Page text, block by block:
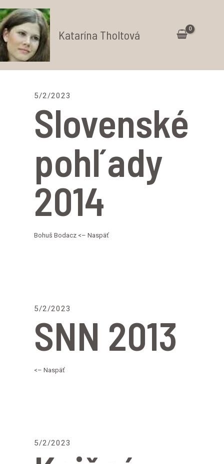
Preskočiť
na
obsah
Katarína Tholtová
5/2/2023
Slovenské
pohľady
2014
Bohuš Bodacz <– Naspäť
5/2/2023
SNN 2013
<– Naspäť
5/2/2023